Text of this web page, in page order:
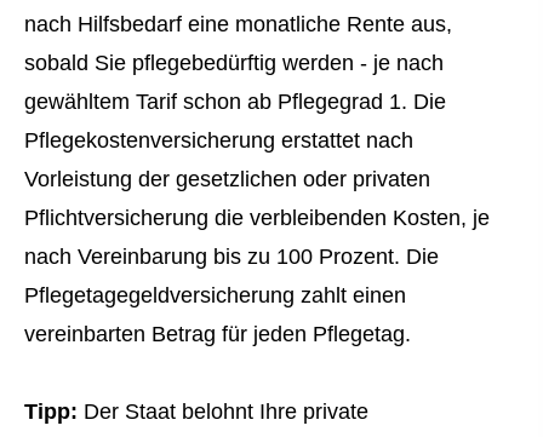
nach Hilfsbedarf eine monatliche Rente aus,
sobald Sie pflegebedürftig werden - je nach
gewähltem Tarif schon ab Pflegegrad 1. Die
Pflegekostenversicherung erstattet nach
Vorleistung der gesetzlichen oder privaten
Pflichtversicherung die verbleibenden Kosten, je
nach Vereinbarung bis zu 100 Prozent. Die
Pflegetagegeldversicherung zahlt einen
vereinbarten Betrag für jeden Pflegetag.
Tipp: Der Staat belohnt Ihre private